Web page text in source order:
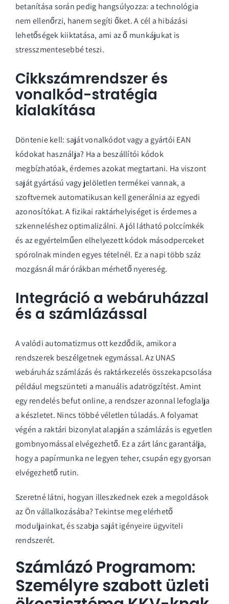
betanítása során pedig hangsúlyozza: a technológia
nem ellenőrzi, hanem segíti őket. A cél a hibázási
lehetőségek kiiktatása, ami az ő munkájukat is
stresszmentesebbé teszi.
Cikkszámrendszer és
vonalkód-stratégia
kialakítása
Döntenie kell: saját vonalkódot vagy a gyártói EAN
kódokat használja? Ha a beszállítói kódok
megbízhatóak, érdemes azokat megtartani. Ha viszont
saját gyártású vagy jelöletlen termékei vannak, a
szoftvernek automatikusan kell generálnia az egyedi
azonosítókat. A fizikai raktárhelyiséget is érdemes a
szkenneléshez optimalizálni. A jól látható polccímkék
és az egyértelműen elhelyezett kódok másodperceket
spórolnak minden egyes tételnél. Ez a napi több száz
mozgásnál már órákban mérhető nyereség.
Integráció a webáruházzal
és a számlázással
A valódi automatizmus ott kezdődik, amikor a
rendszerek beszélgetnek egymással. AzUNAS
webáruház számlázás és raktárkezelés összekapcsolása
például megszünteti a manuális adatrögzítést. Amint
egy rendelés befut online, a rendszer azonnal lefoglalja
a készletet. Nincs többé véletlen túladás. A folyamat
végén a raktári bizonylat alapján a számlázás is egyetlen
gombnyomással elvégezhető. Ez a zárt lánc garantálja,
hogy a papírmunka ne legyen teher, csupán egy gyorsan
elvégezhető rutin.
Szeretné látni, hogyan illeszkednek ezek a megoldások
az Ön vállalkozásába?Tekintse meg elérhető
moduljainkat, és szabja saját igényeire ügyviteli
rendszerét.
Számlázó Programom:
Személyre szabott üzleti